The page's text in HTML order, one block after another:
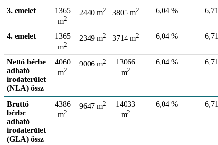
3. emelet
1365
m2
2440 m2 3805 m2 6,04 %
4. emelet
1365
m2
2349 m2 3714 m2 6,04 %
Nettó bérbe
adható
irodaterület
(NLA) össz
4060
m2
9006 m2
13066
m2
6,04 %
Bruttó
bérbe
adható
irodaterület
(GLA) össz
4386
m2
9647 m2
14033
m2
6,04 %